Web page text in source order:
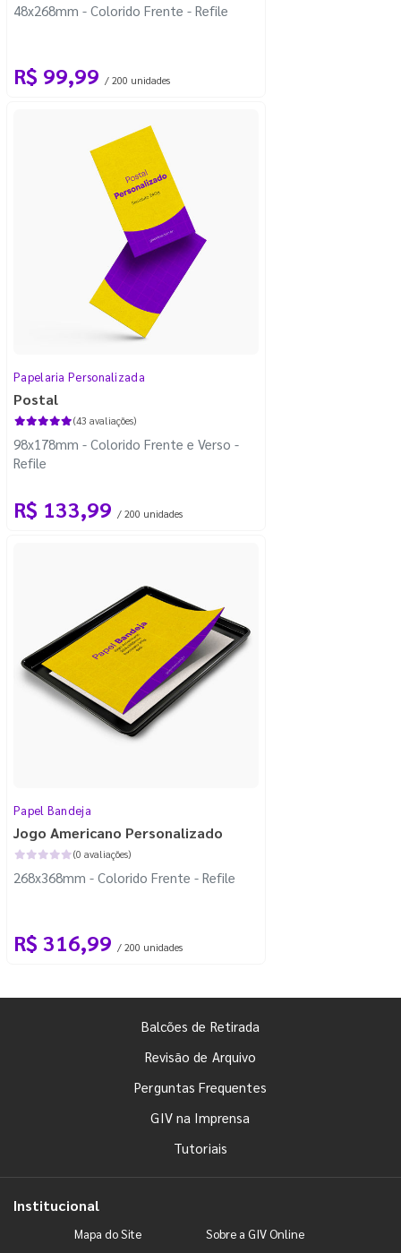
48x268mm - Colorido Frente - Refile
R$ 99,99 / 200 unidades
Papelaria Personalizada
Postal
(43 avaliações)
98x178mm - Colorido Frente e Verso -
Refile
R$ 133,99 / 200 unidades
Papel Bandeja
Jogo Americano Personalizado
(0 avaliações)
268x368mm - Colorido Frente - Refile
R$ 316,99 / 200 unidades
Balcões de Retirada
Revisão de Arquivo
Perguntas Frequentes
GIV na Imprensa
Tutoriais
Institucional
Mapa do Site Sobre a GIV Online